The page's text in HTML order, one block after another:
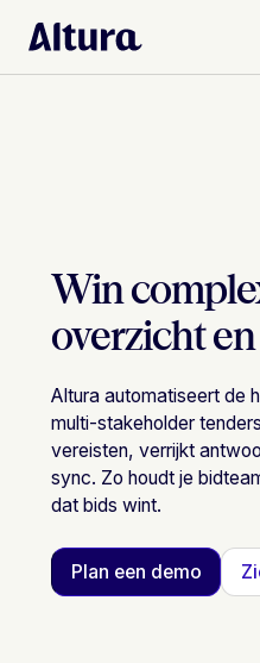
Win
overzicht
Altura automatiseert de
multi-stakeholder
vereisten, verrijkt
sync. Zo houdt je
dat bids wint.
Plan een demo